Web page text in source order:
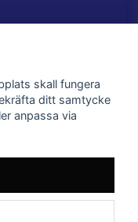
skall fungera
ditt samtycke
anpassa via